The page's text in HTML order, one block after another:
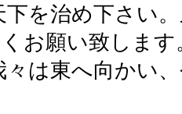
下さい。弟(
お願い致します
向かい、今